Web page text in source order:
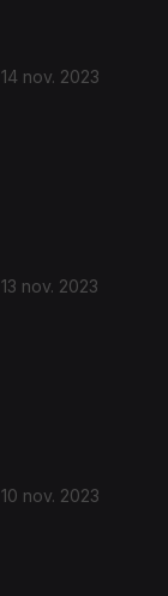
14 nov. 2023
13 nov. 2023
10 nov. 2023